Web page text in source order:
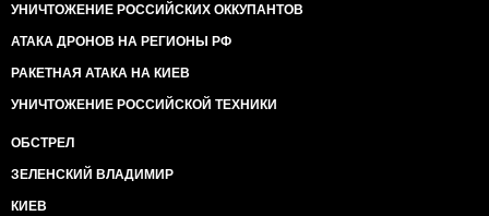
УНИЧТОЖЕНИЕ РОССИЙСКИХ ОККУПАНТОВ
АТАКА ДРОНОВ НА РЕГИОНЫ РФ
РАКЕТНАЯ АТАКА НА КИЕВ
УНИЧТОЖЕНИЕ РОССИЙСКОЙ ТЕХНИКИ
ОБСТРЕЛ
ЗЕЛЕНСКИЙ ВЛАДИМИР
КИЕВ